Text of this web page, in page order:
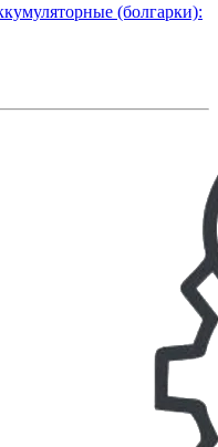
(болгарки):